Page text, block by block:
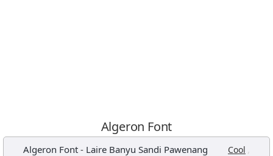
Algeron Font
Algeron Font- Laire Banyu Sandi Pawenang Cool ,